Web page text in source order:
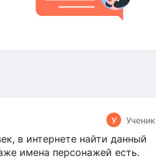
У Ученик
в интернете найти данный
имена персонажей есть.